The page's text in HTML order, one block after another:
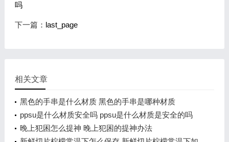
吗
下一篇： last_page
相关文章
黑色的手串是什么材质 黑色的手串是哪种材质
ppsu是什么材质安全吗 ppsu是什么材质是安全的吗
晚上犯困怎么提神 晚上犯困的提神办法